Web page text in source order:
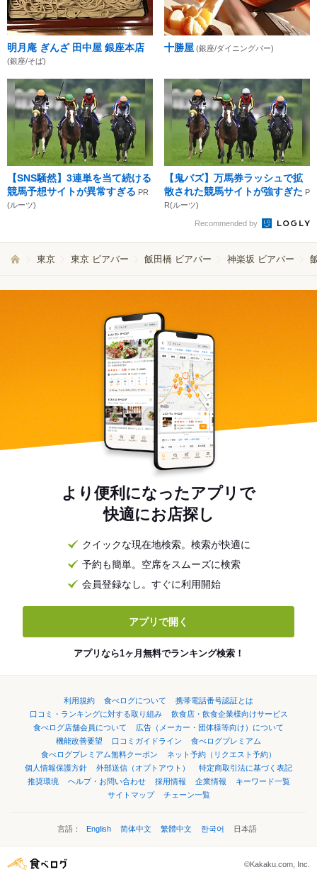
明月庵 ぎんざ 田中屋 銀座本店
(銀座/そば)
十勝屋 (銀座/ダイニングバー)
【SNS騒然】3連単を当て続ける
競馬予想サイトが異常すぎる PR
(ルーツ)
【鬼バズ】万馬券ラッシュで拡
散された競馬サイトが強すぎた P
R(ルーツ)
Recommended by
東京 東京 ビアバー 飯田橋 ビアバー 神楽坂 ビアバー
より便利になったアプリで
快適にお店探し
クイックな現在地検索。検索が快適に
予約も簡単。空席をスムーズに検索
会員登録なし。すぐに利用開始
アプリで開く
アプリなら1ヶ月無料でランキング検索！
利用規約 食べログについて
携帯電話番号認証とは
口コミ・ランキングに対する取り組み
飲食店・飲食企業様向けサービス
食べログ店舗会員について
広告（メーカー・団体様等向け）について
機能改善要望
口コミガイドライン
食べログプレミアム
食べログプレミアム無料クーポン
ネット予約（リクエスト予約）
個人情報保護方針
外部送信（オプトアウト）
特定商取引法に基づく表記
推奨環境
ヘルプ・お問い合わせ 採用情報 企業情報
キーワード一覧
サイトマップ
チェーン一覧
言語： English 简体中文 繁體中文 한국어 日本語
©Kakaku.com, Inc.